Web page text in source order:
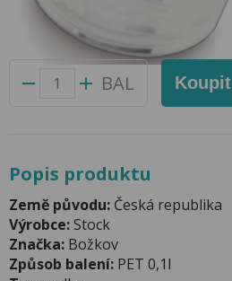
Balení:
Kód produktu:
BAL Koupit
Popis produktu
Země původu: Česká republika
Výrobce:Stock
Značka: Božkov
Způsob balení: PET 0,1l